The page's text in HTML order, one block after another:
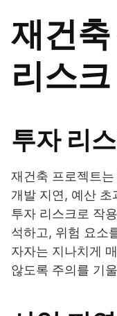
재건
리스크
투자 리
재건축 프로젝트
개발 지연, 예산 초
투자 리스크로 작
석하고, 위험 요소
자자는 지나치게
않도록 주의를 기